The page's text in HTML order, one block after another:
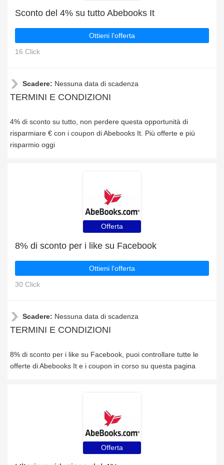
Sconto del 4% su tutto Abebooks It
Ottieni l'offerta
16 Click
Scadere: Nessuna data di scadenza
TERMINI E CONDIZIONI
4% di sconto su tutto, non perdere questa opportunità di
risparmiare € con i coupon di Abebooks It. Più offerte e più
risparmio oggi
Offerta
8% di sconto per i like su Facebook
Ottieni l'offerta
30 Click
Scadere: Nessuna data di scadenza
TERMINI E CONDIZIONI
8% di sconto per i like su Facebook, puoi controllare tutte le
offerte di Abebooks It e i coupon in corso su questa pagina
Offerta